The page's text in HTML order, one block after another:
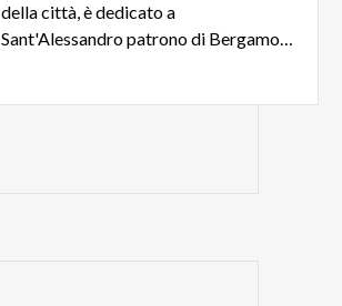
della città, è dedicato a
Sant'Alessandro patrono di Bergamo ed è situato nella Città Alta